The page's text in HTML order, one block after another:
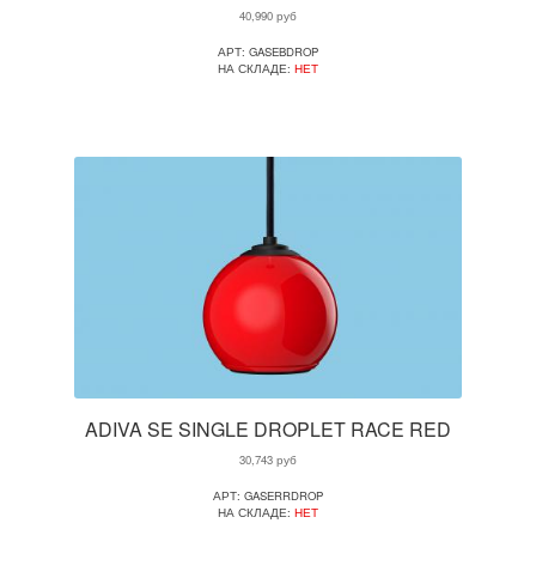
40,990руб
АРТ: GASEBDROP
НА СКЛАДЕ: НЕТ
ADIVA SE SINGLE DROPLET RACE RED
30,743руб
АРТ: GASERRDROP
НА СКЛАДЕ: НЕТ